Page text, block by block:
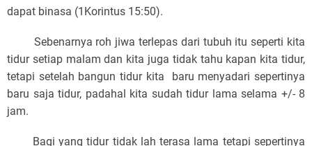
dapat binasa (1Korintus 15:50).
Sebenarnya roh jiwa terlepas dari tubuh itu seperti kita
tidur setiap malam dan kita juga tidak tahu kapan kita tidur,
tetapi setelah bangun tidur kita baru menyadari sepertinya
baru saja tidur, padahal kita sudah tidur lama selama +/- 8
jam.
Bagi yang tidur tidak lah terasa lama tetapi sepertinya